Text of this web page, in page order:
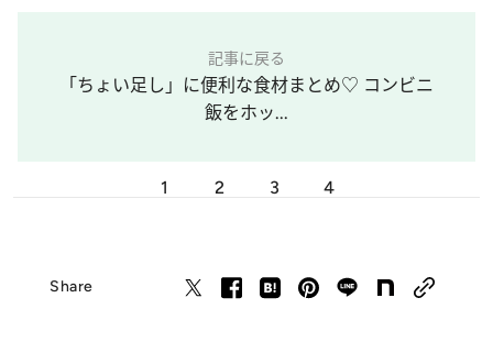
記事に戻る
「ちょい足し」に便利な食材まとめ♡ コンビニ
飯をホッ...
1 2 3 4
Share